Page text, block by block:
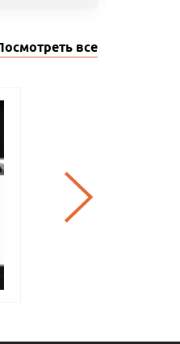
все